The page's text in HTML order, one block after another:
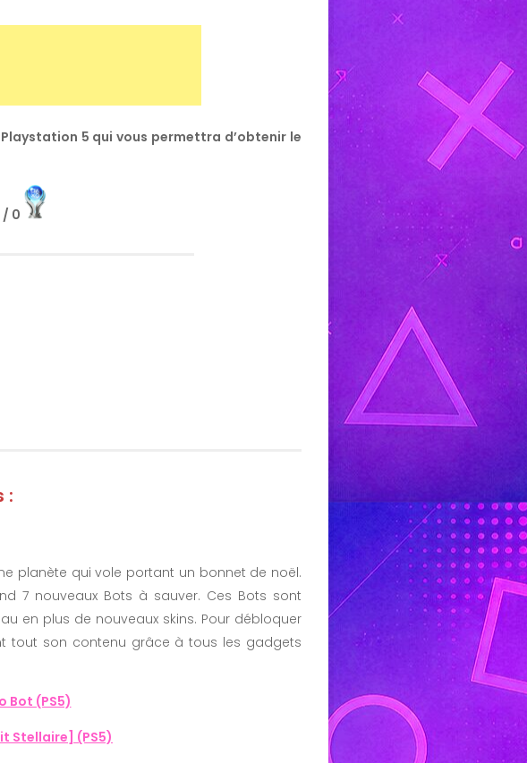
5 qui vous permettra d’obtenir le
/ 0
:
planète qui vole portant un bonnet de noël.
7 nouveaux Bots à sauver. Ces Bots sont
en plus de nouveaux skins. Pour débloquer
tout son contenu grâce à tous les gadgets
Bot (PS5)
Stellaire] (PS5)